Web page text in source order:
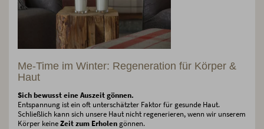
Me-Time im Winter: Regeneration für Körper &
Haut
Sich bewusst eine Auszeit gönnen.
Entspannung ist ein oft unterschätzter Faktor für gesunde Haut.
Schließlich kann sich unsere Haut nicht regenerieren, wenn wir unserem
Körper keineZeit zum Erholen gönnen.